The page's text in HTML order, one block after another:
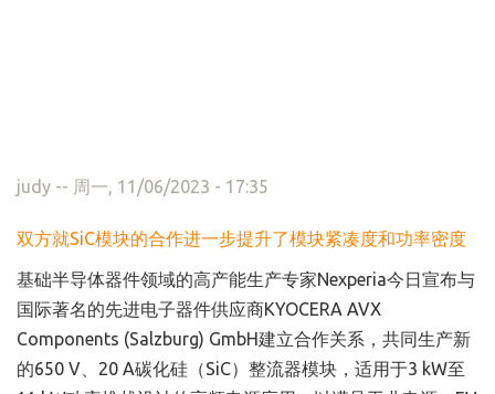
judy -- 周一, 11/06/2023 - 17:35
双方就SiC模块的合作进一步提升了模块紧凑度和功率密度
基础半导体器件领域的高产能生产专家Nexperia今日宣布与
国际著名的先进电子器件供应商KYOCERA AVX
Components (Salzburg) GmbH建立合作关系，共同生产新
的650 V、20 A碳化硅（SiC）整流器模块，适用于3 kW至